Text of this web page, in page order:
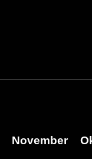
November